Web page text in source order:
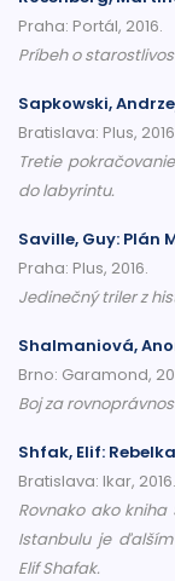
Praha: Portál, 2016.
Príbeh o
Sapkowski,
Bratislava: Plus,
Tretie
do labyrintu.
Saville, Guy: Plán
Praha: Plus, 2016.
Jedinečný triler z
Shalmaniová,
Brno: Garamond,
Boj za
Shfak, Elif:
Bratislava: Ikar, 2016.
Rovnako ako
Istanbulu je
Elif Shafak.